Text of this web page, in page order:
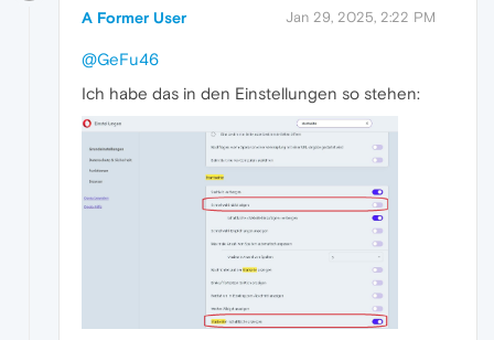
A Former User Jan 29, 2025, 2:22 PM
@GeFu46
Ich habe das in den Einstellungen so stehen: